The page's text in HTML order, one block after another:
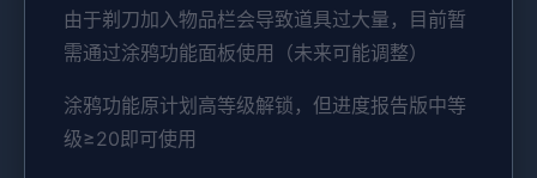
由于剃刀加入物品栏会导致道具过大量，目前暂
需通过涂鸦功能面板使用（未来可能调整）
涂鸦功能原计划高等级解锁，但进度报告版中等
级≥20即可使用